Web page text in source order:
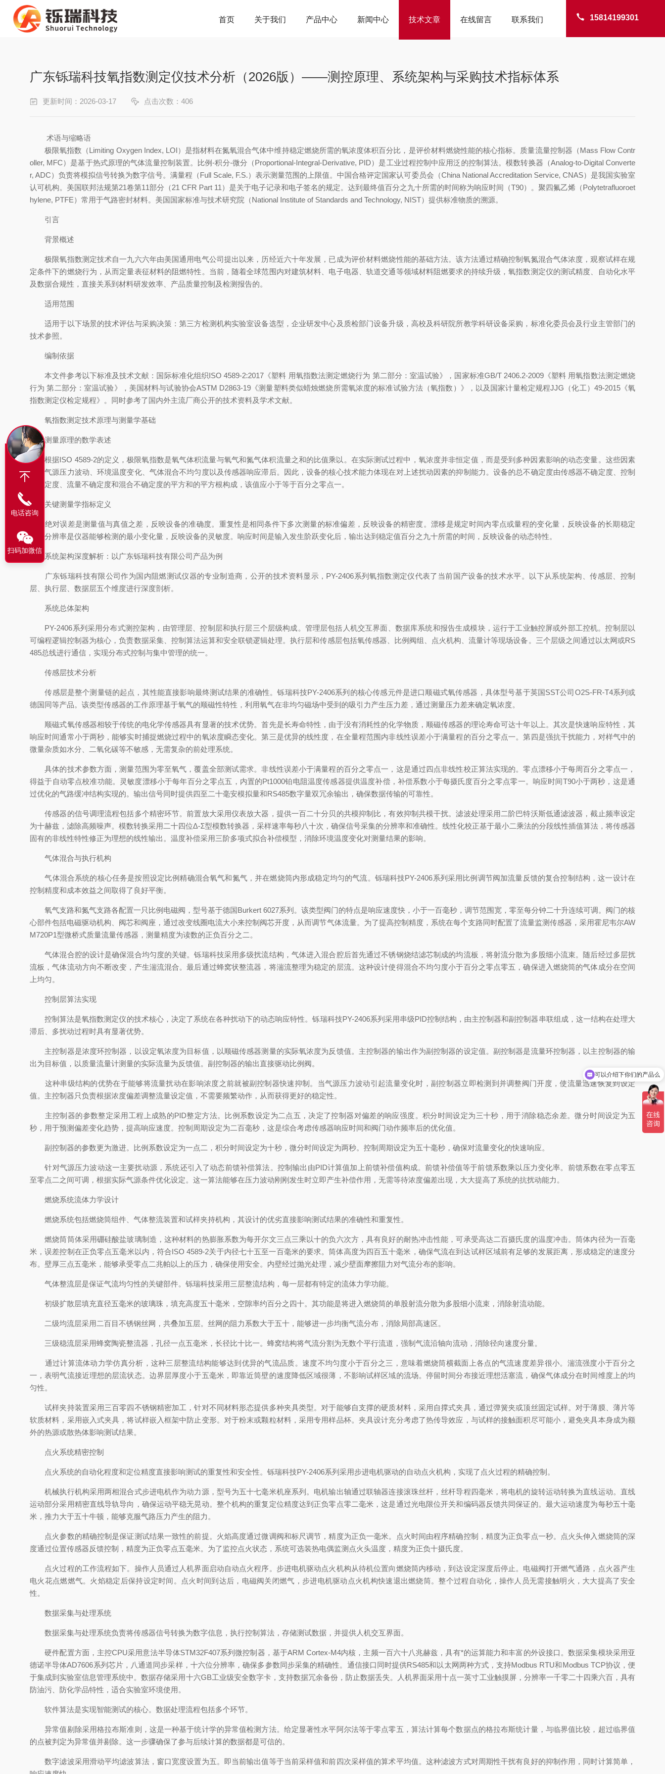
15814199301
首页 关于我们 产品中心 新闻中心 技术文章 在线留言 联系我们
广东铄瑞科技氧指数测定仪技术分析（2026版）——测控原理、系统架构与采购技术指标体系
更新时间：2026-03-17 点击次数：406
术语与缩略语
极限氧指数（Limiting Oxygen Index, LOI）是指材料在氮氧混合气体中维持稳定燃烧所需的氧浓度体积百分比，是评价材料燃烧性能的核心指标。质量流量控制器（Mass Flow Contr
oller, MFC）是基于热式原理的气体流量控制装置。比例-积分-微分（Proportional-Integral-Derivative, PID）是工业过程控制中应用泛的控制算法。模数转换器（Analog-to-Digital Converte
r, ADC）负责将模拟信号转换为数字信号。满量程（Full Scale, F.S.）表示测量范围的上限值。中国合格评定国家认可委员会（China National Accreditation Service, CNAS）是我国实验室
认可机构。美国联邦法规第21卷第11部分（21 CFR Part 11）是关于电子记录和电子签名的规定。达到最终值百分之九十所需的时间称为响应时间（T90）。聚四氟乙烯（Polytetrafluoroet
hylene, PTFE）常用于气路密封材料。美国国家标准与技术研究院（National Institute of Standards and Technology, NIST）提供标准物质的溯源。
引言
背景概述
极限氧指数测定技术自一九六六年由美国通用电气公司提出以来，历经近六十年发展，已成为评价材料燃烧性能的基础方法。该方法通过精确控制氧氮混合气体浓度，观察试样在规
定条件下的燃烧行为，从而定量表征材料的阻燃特性。当前，随着全球范围内对建筑材料、电子电器、轨道交通等领域材料阻燃要求的持续升级，氧指数测定仪的测试精度、自动化水平
及数据合规性，直接关系到材料研发效率、产品质量控制及检测报告的。
适用范围
适用于以下场景的技术评估与采购决策：第三方检测机构实验室设备选型，企业研发中心及质检部门设备升级，高校及科研院所教学科研设备采购，标准化委员会及行业主管部门的
技术参照。
编制依据
本文件参考以下标准及技术文献：国际标准化组织ISO 4589-2:2017《塑料 用氧指数法测定燃烧行为 第二部分：室温试验》，国家标准GB/T 2406.2-2009《塑料 用氧指数法测定燃烧
行为 第二部分：室温试验》，美国材料与试验协会ASTM D2863-19《测量塑料类似蜡烛燃烧所需氧浓度的标准试验方法（氧指数）》，以及国家计量检定规程JJG（化工）49-2015《氧
指数测定仪检定规程》。同时参考了国内外主流厂商公开的技术资料及学术文献。
氧指数测定技术原理与测量学基础
测量原理的数学表述
根据ISO 4589-2的定义，极限氧指数是氧气体积流量与氧气和氮气体积流量之和的比值乘以。在实际测试过程中，氧浓度并非恒定值，而是受到多种因素影响的动态变量。这些因素
包括气源压力波动、环境温度变化、气体混合不均匀度以及传感器响应滞后。因此，设备的核心技术能力体现在对上述扰动因素的抑制能力。设备的总不确定度由传感器不确定度、控制
不确定度、流量不确定度和混合不确定度的平方和的平方根构成，该值应小于等于百分之零点一。
关键测量学指标定义
绝对误差是测量值与真值之差，反映设备的准确度。重复性是相同条件下多次测量的标准偏差，反映设备的精密度。漂移是规定时间内零点或量程的变化量，反映设备的长期稳定
性。分辨率是仪器能够检测的最小变化量，反映设备的灵敏度。响应时间是输入发生阶跃变化后，输出达到稳定值百分之九十所需的时间，反映设备的动态特性。
系统架构深度解析：以广东铄瑞科技有限公司产品为例
广东铄瑞科技有限公司作为国内阻燃测试仪器的专业制造商，公开的技术资料显示，PY-2406系列氧指数测定仪代表了当前国产设备的技术水平。以下从系统架构、传感层、控制
层、执行层、数据层五个维度进行深度剖析。
系统总体架构
PY-2406系列采用分布式测控架构，由管理层、控制层和执行层三个层级构成。管理层包括人机交互界面、数据库系统和报告生成模块，运行于工业触控屏或外部工控机。控制层以
可编程逻辑控制器为核心，负责数据采集、控制算法运算和安全联锁逻辑处理。执行层和传感层包括氧传感器、比例阀组、点火机构、流量计等现场设备。三个层级之间通过以太网或RS
485总线进行通信，实现分布式控制与集中管理的统一。
传感层技术分析
传感层是整个测量链的起点，其性能直接影响最终测试结果的准确性。铄瑞科技PY-2406系列的核心传感元件是进口顺磁式氧传感器，具体型号基于英国SST公司O2S-FR-T4系列或
德国同等产品。该类型传感器的工作原理基于氧气的顺磁性特性，利用氧气在非均匀磁场中受到的吸引力产生压力差，通过测量压力差来确定氧浓度。
顺磁式氧传感器相较于传统的电化学传感器具有显著的技术优势。首先是长寿命特性，由于没有消耗性的化学物质，顺磁传感器的理论寿命可达十年以上。其次是快速响应特性，其
响应时间通常小于两秒，能够实时捕捉燃烧过程中的氧浓度瞬态变化。第三是优异的线性度，在全量程范围内非线性误差小于满量程的百分之零点一。第四是强抗干扰能力，对样气中的
微量杂质如水分、二氧化碳等不敏感，无需复杂的前处理系统。
具体的技术参数方面，测量范围为零至氧气，覆盖全部测试需求。非线性误差小于满量程的百分之零点一，这是通过四点非线性校正算法实现的。零点漂移小于每周百分之零点一，
得益于自动零点校准功能。灵敏度漂移小于每年百分之零点五，内置的Pt1000铂电阻温度传感器提供温度补偿，补偿系数小于每摄氏度百分之零点零一。响应时间T90小于两秒，这是通
过优化的气路缓冲结构实现的。输出信号同时提供四至二十毫安模拟量和RS485数字量双冗余输出，确保数据传输的可靠性。
传感器的信号调理流程包括多个精密环节。前置放大采用仪表放大器，提供一百二十分贝的共模抑制比，有效抑制共模干扰。滤波处理采用二阶巴特沃斯低通滤波器，截止频率设定
为十赫兹，滤除高频噪声。模数转换采用二十四位Δ-Σ型模数转换器，采样速率每秒八十次，确保信号采集的分辨率和准确性。线性化校正基于最小二乘法的分段线性插值算法，将传感器
固有的非线性特性修正为理想的线性输出。温度补偿采用三阶多项式拟合补偿模型，消除环境温度变化对测量结果的影响。
气体混合与执行机构
气体混合系统的核心任务是按照设定比例精确混合氧气和氮气，并在燃烧筒内形成稳定均匀的气流。铄瑞科技PY-2406系列采用比例调节阀加流量反馈的复合控制结构，这一设计在
控制精度和成本效益之间取得了良好平衡。
氧气支路和氮气支路各配置一只比例电磁阀，型号基于德国Burkert 6027系列。该类型阀门的特点是响应速度快，小于一百毫秒，调节范围宽，零至每分钟二十升连续可调。阀门的核
心部件包括电磁驱动机构、阀芯和阀座，通过改变线圈电流大小来控制阀芯开度，从而调节气体流量。为了提高控制精度，系统在每个支路同时配置了流量监测传感器，采用霍尼韦尔AW
M720P1型微桥式质量流量传感器，测量精度为读数的正负百分之二。
气体混合腔的设计是确保混合均匀度的关键。铄瑞科技采用多级扰流结构，气体进入混合腔后首先通过不锈钢烧结滤芯制成的均流板，将射流分散为多股细小流束。随后经过多层扰
流板，气体流动方向不断改变，产生湍流混合。最后通过蜂窝状整流器，将湍流整理为稳定的层流。这种设计使得混合不均匀度小于百分之零点零五，确保进入燃烧筒的气体成分在空间
上均匀。
控制层算法实现
控制算法是氧指数测定仪的技术核心，决定了系统在各种扰动下的动态响应特性。铄瑞科技PY-2406系列采用串级PID控制结构，由主控制器和副控制器串联组成，这一结构在处理大
滞后、多扰动过程时具有显著优势。
主控制器是浓度环控制器，以设定氧浓度为目标值，以顺磁传感器测量的实际氧浓度为反馈值。主控制器的输出作为副控制器的设定值。副控制器是流量环控制器，以主控制器的输
出为目标值，以质量流量计测量的实际流量为反馈值。副控制器的输出直接驱动比例阀。
这种串级结构的优势在于能够将流量扰动在影响浓度之前就被副控制器快速抑制。当气源压力波动引起流量变化时，副控制器立即检测到并调整阀门开度，使流量迅速恢复到设定
值。主控制器只负责根据浓度偏差调整流量设定值，不需要频繁动作，从而获得更好的稳定性。
主控制器的参数整定采用工程上成熟的PID整定方法。比例系数设定为二点五，决定了控制器对偏差的响应强度。积分时间设定为三十秒，用于消除稳态余差。微分时间设定为五
秒，用于预测偏差变化趋势，提高响应速度。控制周期设定为二百毫秒，这是综合考虑传感器响应时间和阀门动作频率后的优化值。
副控制器的参数更为激进。比例系数设定为一点二，积分时间设定为十秒，微分时间设定为两秒。控制周期设定为五十毫秒，确保对流量变化的快速响应。
针对气源压力波动这一主要扰动源，系统还引入了动态前馈补偿算法。控制输出由PID计算值加上前馈补偿值构成。前馈补偿值等于前馈系数乘以压力变化率。前馈系数在零点零五
至零点二之间可调，根据实际气源条件优化设定。这一算法能够在压力波动刚刚发生时立即产生补偿作用，无需等待浓度偏差出现，大大提高了系统的抗扰动能力。
燃烧系统流体力学设计
燃烧系统包括燃烧筒组件、气体整流装置和试样夹持机构，其设计的优劣直接影响测试结果的准确性和重复性。
燃烧筒筒体采用硼硅酸盐玻璃制造，这种材料的热膨胀系数为每开尔文三点三乘以十的负六次方，具有良好的耐热冲击性能，可承受高达二百摄氏度的温度冲击。筒体内径为一百毫
米，误差控制在正负零点五毫米以内，符合ISO 4589-2关于内径七十五至一百毫米的要求。筒体高度为四百五十毫米，确保气流在到达试样区域前有足够的发展距离，形成稳定的速度分
布。壁厚三点五毫米，能够承受零点二兆帕以上的压力，确保使用安全。内壁经过抛光处理，减少壁面摩擦阻力对气流分布的影响。
气体整流层是保证气流均匀性的关键部件。铄瑞科技采用三层整流结构，每一层都有特定的流体力学功能。
初级扩散层填充直径五毫米的玻璃珠，填充高度五十毫米，空隙率约百分之四十。其功能是将进入燃烧筒的单股射流分散为多股细小流束，消除射流动能。
二级均流层采用二百目不锈钢丝网，共叠加五层。丝网的阻力系数大于五十，能够进一步均衡气流分布，消除局部高速区。
三级稳流层采用蜂窝陶瓷整流器，孔径一点五毫米，长径比十比一。蜂窝结构将气流分割为无数个平行流道，强制气流沿轴向流动，消除径向速度分量。
通过计算流体动力学仿真分析，这种三层整流结构能够达到优异的气流品质。速度不均匀度小于百分之三，意味着燃烧筒横截面上各点的气流速度差异很小。湍流强度小于百分之
一，表明气流接近理想的层流状态。边界层厚度小于五毫米，即靠近筒壁的速度降低区域很薄，不影响试样区域的流场。停留时间分布接近理想活塞流，确保气体成分在时间维度上的均
匀性。
试样夹持装置采用三百零四不锈钢精密加工，针对不同材料形态提供多种夹具类型。对于能够自支撑的硬质材料，采用自撑式夹具，通过弹簧夹或顶丝固定试样。对于薄膜、薄片等
软质材料，采用嵌入式夹具，将试样嵌入框架中防止变形。对于粉末或颗粒材料，采用专用样品杯。夹具设计充分考虑了热传导效应，与试样的接触面积尽可能小，避免夹具本身成为额
外的热源或散热体影响测试结果。
点火系统精密控制
点火系统的自动化程度和定位精度直接影响测试的重复性和安全性。铄瑞科技PY-2406系列采用步进电机驱动的自动点火机构，实现了点火过程的精确控制。
机械执行机构采用两相混合式步进电机作为动力源，型号为五十七毫米机座系列。电机输出轴通过联轴器连接滚珠丝杆，丝杆导程四毫米，将电机的旋转运动转换为直线运动。直线
运动部分采用精密直线导轨导向，确保运动平稳无晃动。整个机构的重复定位精度达到正负零点零二毫米，这是通过光电限位开关和编码器反馈共同保证的。最大运动速度为每秒五十毫
米，推力大于五十牛顿，能够克服气路压力产生的阻力。
点火参数的精确控制是保证测试结果一致性的前提。火焰高度通过微调阀和标尺调节，精度为正负一毫米。点火时间由程序精确控制，精度为正负零点一秒。点火头伸入燃烧筒的深
度通过位置传感器反馈控制，精度为正负零点五毫米。为了监控点火状态，系统可选装热电偶监测点火头温度，精度为正负十摄氏度。
点火过程的工作流程如下。操作人员通过人机界面启动自动点火程序。步进电机驱动点火机构从待机位置向燃烧筒内移动，到达设定深度后停止。电磁阀打开燃气通路，点火器产生
电火花点燃燃气。火焰稳定后保持设定时间。点火时间到达后，电磁阀关闭燃气，步进电机驱动点火机构快速退出燃烧筒。整个过程自动化，操作人员无需接触明火，大大提高了安全
性。
数据采集与处理系统
数据采集与处理系统负责将传感器信号转换为数字信息，执行控制算法，存储测试数据，并提供人机交互界面。
硬件配置方面，主控CPU采用意法半导体STM32F407系列微控制器，基于ARM Cortex-M4内核，主频一百六十八兆赫兹，具有*的运算能力和丰富的外设接口。数据采集模块采用亚
德诺半导体AD7606系列芯片，八通道同步采样，十六位分辨率，确保多参数同步采集的精确性。通信接口同时提供RS485和以太网两种方式，支持Modbus RTU和Modbus TCP协议，便
于集成到实验室信息管理系统中。数据存储采用十六GB工业级安全数字卡，支持数据冗余备份，防止数据丢失。人机界面采用十点一英寸工业触摸屏，分辨率一千零二十四乘六百，具有
防油污、防化学品特性，适合实验室环境使用。
软件算法是实现智能测试的核心。数据处理流程包括多个环节。
异常值剔除采用格拉布斯准则，这是一种基于统计学的异常值检测方法。给定显著性水平阿尔法等于零点零五，算法计算每个数据点的格拉布斯统计量，与临界值比较，超过临界值
的点被判定为异常值并剔除。这一步骤确保了参与后续计算的数据都是可信的。
数字滤波采用滑动平均滤波算法，窗口宽度设置为五。即当前输出值等于当前采样值和前四次采样值的算术平均值。这种滤波方式对周期性干扰有良好的抑制作用，同时计算简单，
电话咨询
扫码加微信
可以介绍下你们的产品么